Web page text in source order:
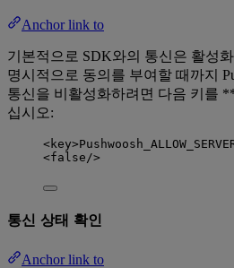
Anchor link to
기본적으로 SDK와의 통신은 활성
명시적으로 동의를 부여할 때까지
통신을 비활성화하려면 다음 키를
십시오:
<key>
<false/>
통신 상태 확인
Anchor link to